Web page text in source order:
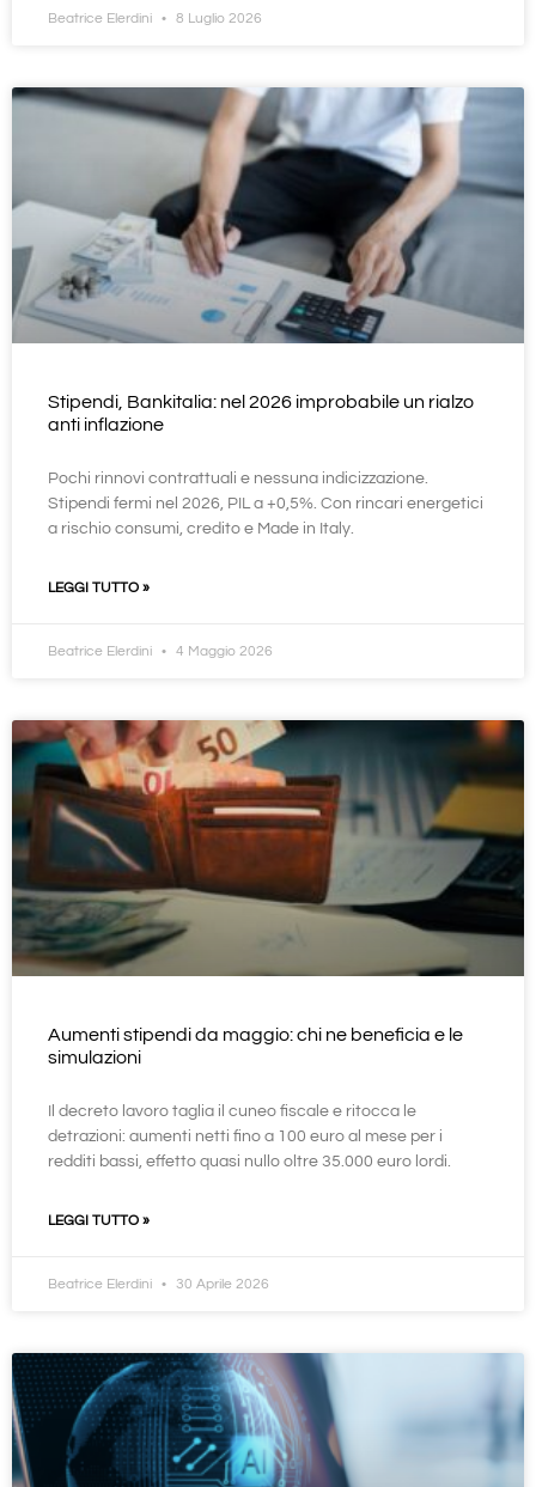
Beatrice Elerdini 8 Luglio 2026
Stipendi, Bankitalia: nel 2026 improbabile un rialzo
anti inflazione
Pochi rinnovi contrattuali e nessuna indicizzazione.
Stipendi fermi nel 2026, PIL a +0,5%. Con rincari energetici
a rischio consumi, credito e Made in Italy.
LEGGI TUTTO »
Beatrice Elerdini 4 Maggio 2026
Aumenti stipendi da maggio: chi ne beneficia e le
simulazioni
Il decreto lavoro taglia il cuneo fiscale e ritocca le
detrazioni: aumenti netti fino a 100 euro al mese per i
redditi bassi, effetto quasi nullo oltre 35.000 euro lordi.
LEGGI TUTTO »
Beatrice Elerdini 30 Aprile 2026